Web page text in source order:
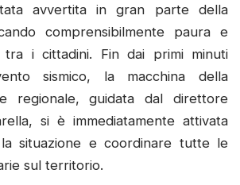
avvertita in gran parte della
comprensibilmente paura e
tra i cittadini. Fin dai primi minuti
sismico, la macchina della
regionale, guidata dal direttore
si è immediatamente attivata
situazione e coordinare tutte le
sul territorio.